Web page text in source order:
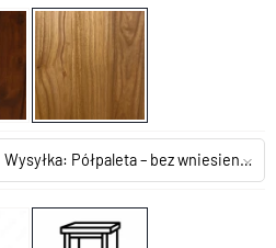
Wysyłka: Półpaleta – bez wniesienia